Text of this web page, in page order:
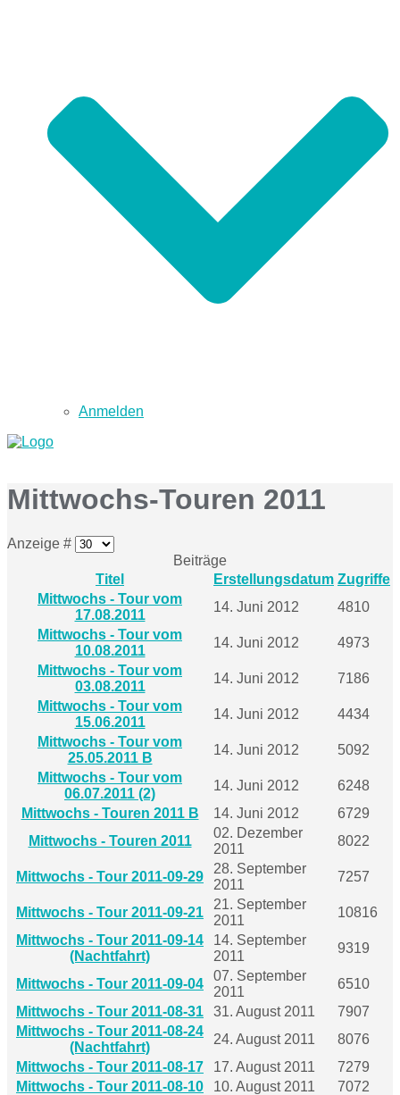
Anmelden
Mittwochs-Touren 2011
Anzeige #
Beiträge
Titel
Erstellungsdatum Zugriffe
Mittwochs - Tour vom
17.08.2011
14. Juni 2012
4810
Mittwochs - Tour vom
10.08.2011
14. Juni 2012
4973
Mittwochs - Tour vom
03.08.2011
14. Juni 2012
7186
Mittwochs - Tour vom
15.06.2011
14. Juni 2012
4434
Mittwochs - Tour vom
25.05.2011 B
14. Juni 2012
5092
Mittwochs - Tour vom
06.07.2011 (2)
14. Juni 2012
6248
Mittwochs - Touren 2011 B
14. Juni 2012
6729
Mittwochs - Touren 2011
02. Dezember
2011
8022
Mittwochs - Tour 2011-09-29
28. September
2011
7257
Mittwochs - Tour 2011-09-21
21. September
2011
10816
Mittwochs - Tour 2011-09-14
(Nachtfahrt)
14. September
2011
9319
Mittwochs - Tour 2011-09-04
07. September
2011
6510
Mittwochs - Tour 2011-08-31
31. August 2011
7907
Mittwochs - Tour 2011-08-24
(Nachtfahrt)
24. August 2011
8076
Mittwochs - Tour 2011-08-17
17. August 2011
7279
Mittwochs - Tour 2011-08-10
10. August 2011
7072